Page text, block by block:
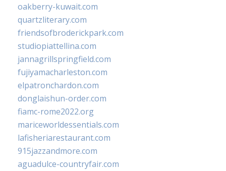
oakberry-kuwait.com
quartzliterary.com
friendsofbroderickpark.com
studiopiattellina.com
jannagrillspringfield.com
fujiyamacharleston.com
elpatronchardon.com
donglaishun-order.com
fiamc-rome2022.org
mariceworldessentials.com
lafisheriarestaurant.com
915jazzandmore.com
aguadulce-countryfair.com